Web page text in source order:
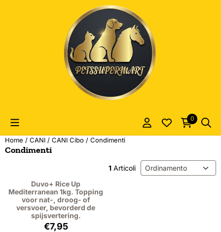
Le preferenze sui cookie sono attualmente chiuse.
0
Home / CANI / CANI Cibo / Condimenti
Condimenti
1 Articoli Metodo di ordinamento
Duvo+ Rice Up
Mediterranean 1kg. Topping
voor nat-, droog- of
versvoer, bevorderd de
spijsvertering.
Prezzo: 7,95, IVA esclusa: 6,57
€7,95